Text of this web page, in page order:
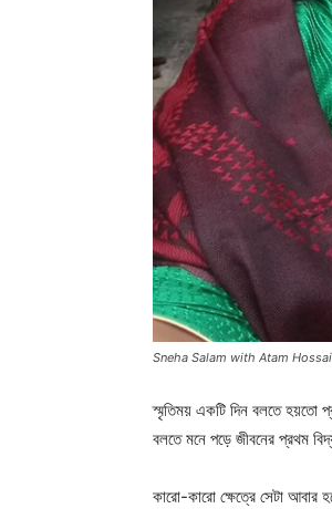
Sneha Salam with Atam
স্মৃতিময় একটি দিন বলতে হয়তো
বলতে মনে পড়ে জীবনের প্রথম
কারো-কারো ক্ষেত্রে সেটা আবার